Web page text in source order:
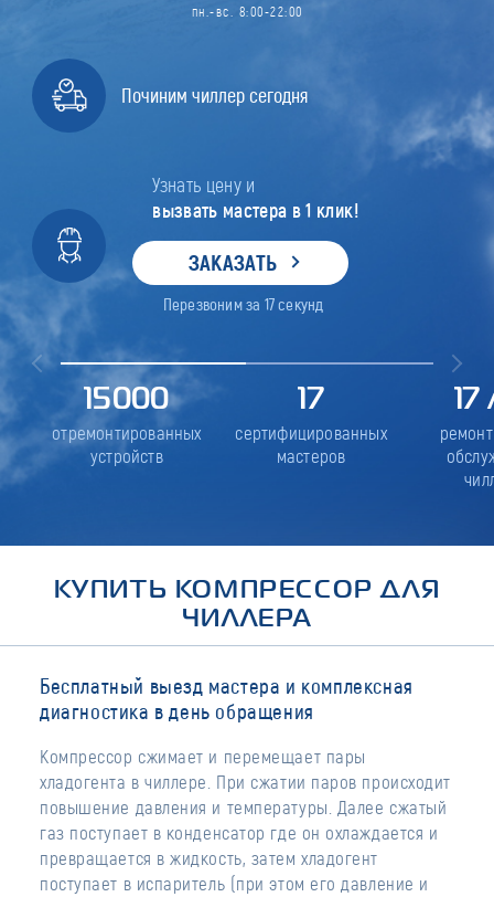
пн.-вс. 8:00-22:00
Починим чиллер сегодня
Узнать цену и
вызвать мастера в 1 клик!
ЗАКАЗАТЬ
Перезвоним за 17секунд
15000
отремонтированных
устройств
17
сертифицированных
мастеров
17
КУПИТЬ КОМПРЕССОР ДЛЯ
ЧИЛЛЕРА
Бесплатный выезд мастера и комплексная
диагностика в день обращения
Компрессор сжимает и перемещает пары
хладогента в чиллере. При сжатии паров происходит
повышение давления и температуры. Далее сжатый
газ поступает в конденсатор где он охлаждается и
превращается в жидкость, затем хладогент
поступает в испаритель (при этом его давление и